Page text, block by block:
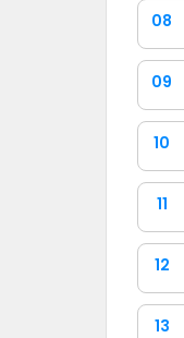
08
09
10
11
12
13